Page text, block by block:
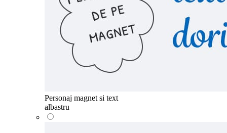
Personaj magnet si text
albastru